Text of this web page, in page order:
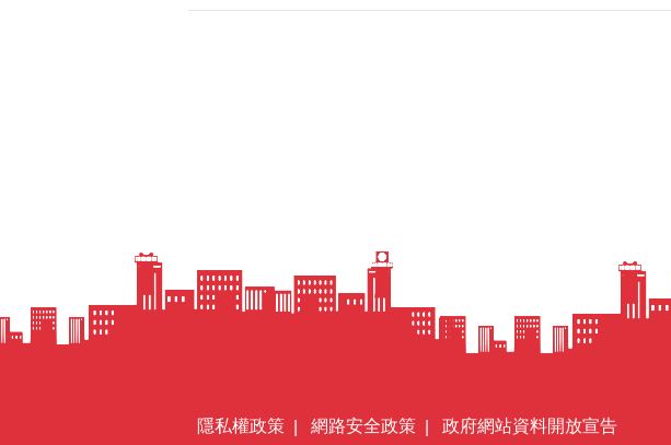
隱私權政策 網路安全政策 政府網站資料開放宣告